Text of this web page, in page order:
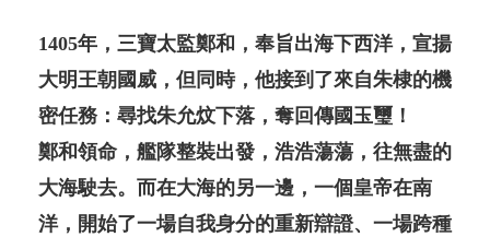
1405年，三寶太監鄭和，奉旨出海下西洋，宣揚
大明王朝國威，但同時，他接到了來自朱棣的機
密任務：尋找朱允炆下落，奪回傳國玉璽！
鄭和領命，艦隊整裝出發，浩浩蕩蕩，往無盡的
大海駛去。而在大海的另一邊，一個皇帝在南
洋，開始了一場自我身分的重新辯證、一場跨種